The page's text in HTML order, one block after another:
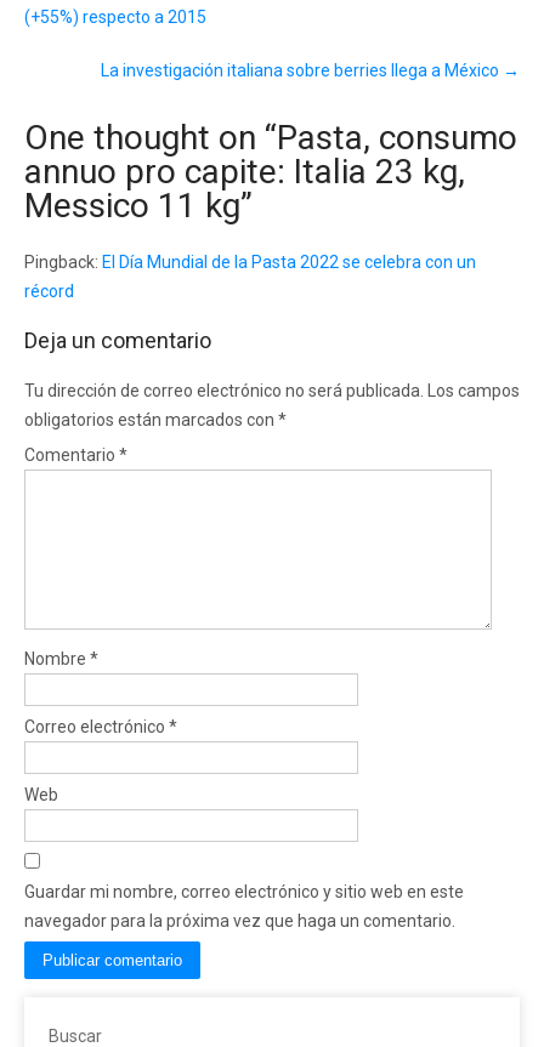
(+55%) respecto a 2015
La investigación italiana sobre berries llega a México →
One thought on “Pasta, consumo
annuo pro capite: Italia 23 kg,
Messico 11 kg”
Pingback: El Día Mundial de la Pasta 2022 se celebra con un
récord
Deja un comentario
Tu dirección de correo electrónico no será publicada.
Los campos
obligatorios están marcados con *
Comentario *
Nombre *
Correo electrónico *
Web
Guardar mi nombre, correo electrónico y sitio web en este
navegador para la próxima vez que haga un comentario.
Buscar